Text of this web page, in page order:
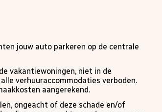
jouw auto parkeren op de centrale
vakantiewoningen, niet in de
verhuuraccommodaties verboden.
aangerekend.
ongeacht of deze schade en/of